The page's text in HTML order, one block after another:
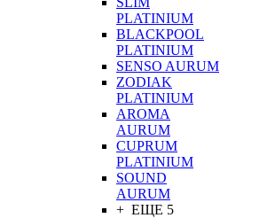
PLATINIUM
BLACKPOOL
PLATINIUM
SENSO AURUM
ZODIAK
PLATINIUM
AROMA
AURUM
CUPRUM
PLATINIUM
SOUND
AURUM
+ ЕЩЕ 5